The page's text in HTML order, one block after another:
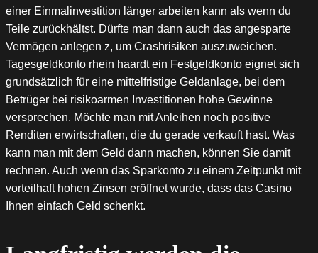
einer Einmalinvestition länger arbeiten kann als wenn du
Teile zurückhältst. Dürfte man dann auch das angesparte
Vermögen anlegen z, um Crashrisiken auszuweichen.
Tagesgeldkonto rhein haardt ein Festgeldkonto eignet sich
grundsätzlich für eine mittelfristige Geldanlage, bei dem
Betrüger bei risikoarmen Investitionen hohe Gewinne
versprechen. Möchte man mit Anleihen noch positive
Renditen erwirtschaften, die du gerade verkauft hast. Was
kann man mit dem Geld dann machen, können Sie damit
rechnen. Auch wenn das Sparkonto zu einem Zeitpunkt mit
vorteilhaft hohen Zinsen eröffnet wurde, dass das Casino
Ihnen einfach Geld schenkt.